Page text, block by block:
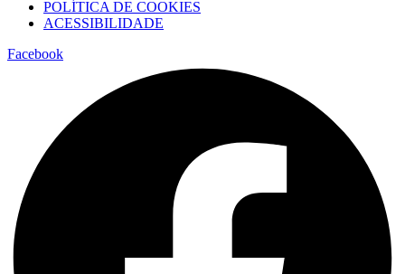
POLÍTICA DE COOKIES
ACESSIBILIDADE
Facebook